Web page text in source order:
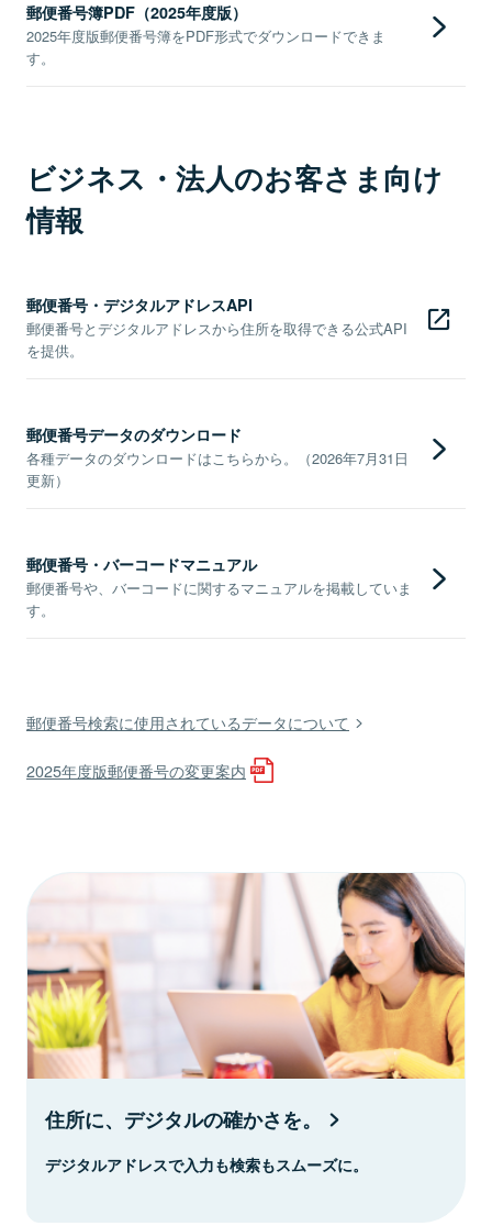
郵便番号簿PDF（2025年度版）
2025年度版郵便番号簿をPDF形式でダウンロードできま
す。
ビジネス・法人のお客さま向け
情報
郵便番号・デジタルアドレスAPI
郵便番号とデジタルアドレスから住所を取得できる公式API
を提供。
郵便番号データのダウンロード
各種データのダウンロードはこちらから。（2026年7月31日
更新）
郵便番号・バーコードマニュアル
郵便番号や、バーコードに関するマニュアルを掲載していま
す。
郵便番号検索に使用されているデータについて
2025年度版郵便番号の変更案内
住所に、デジタルの確かさを。
デジタルアドレスで入力も検索もスムーズに。